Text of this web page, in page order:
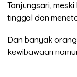
Tanjungsari,
tinggal dan
Dan banyak
kewibawaan